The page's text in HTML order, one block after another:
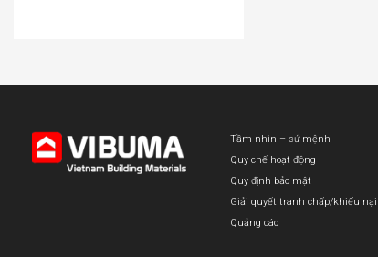
Tầm nhìn – sứ mệnh
Quy chế hoạt động
Quy định bảo mật
Giải quyết tranh chấp/khiếu nại
Quảng cáo